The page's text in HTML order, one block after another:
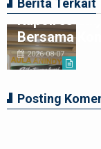
Berita Terkait
Kapolres
Bersama
2026-08-07
Posting